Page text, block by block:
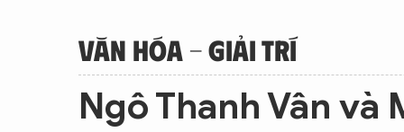
VĂN HÓA - GIẢI TRÍ
Ngô Thanh Vân